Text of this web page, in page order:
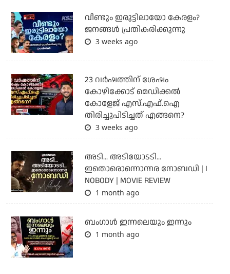
വീണ്ടും ഇരുട്ടിലായോ കേരളം?
ജനങ്ങൾ പ്രതികരിക്കുന്നു
3 weeks ago
23 വർഷത്തിന് ശേഷം
കോഴിക്കോട് മെഡിക്കൽ
കോളേജ് എസ്.എഫ്.ഐ
തിരിച്ചുപിടിച്ചത് എങ്ങനെ?
3 weeks ago
അടി... അടിയോടടി...
ഇതൊരൊന്നൊന്നര നോബഡി | I
NOBODY | MOVIE REVIEW
1 month ago
ബംഗാള്‍ ഇന്നലെയും ഇന്നും
1 month ago